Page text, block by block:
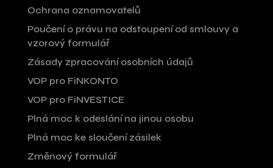
Ochrana oznamovatelů
Poučení o právu na odstoupení od smlouvy a
vzorový formulář
Zásady zpracování osobních údajů
VOP pro FiNKONTO
VOP pro FiNVESTICE
Plná moc k odeslání na jinou osobu
Plná moc ke sloučení zásilek
Změnový formulář